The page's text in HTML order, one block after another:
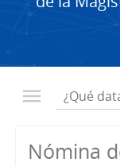
Nómina